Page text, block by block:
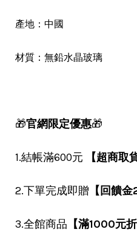
產地： 中國
材質：無鉛水晶玻璃
🎁官網限定優惠🎁
1.結帳滿600元 【超商取
2.下單完成即贈 【回饋金
3.全館商品 【滿1000元